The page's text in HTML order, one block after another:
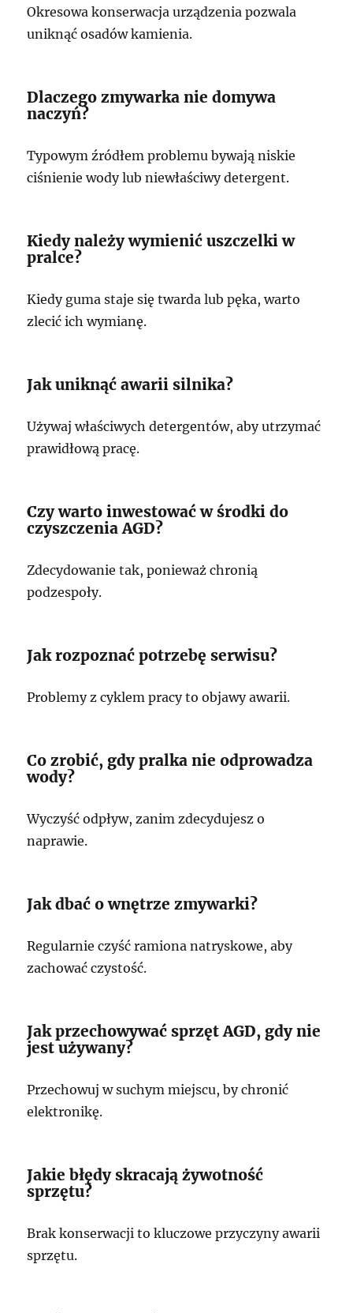
Okresowa konserwacja urządzenia pozwala
uniknąć osadów kamienia.
Dlaczego zmywarka nie domywa
naczyń?
Typowym źródłem problemu bywają niskie
ciśnienie wody lub niewłaściwy detergent.
Kiedy należy wymienić uszczelki w
pralce?
Kiedy guma staje się twarda lub pęka, warto
zlecić ich wymianę.
Jak uniknąć awarii silnika?
Używaj właściwych detergentów, aby utrzymać
prawidłową pracę.
Czy warto inwestować w środki do
czyszczenia AGD?
Zdecydowanie tak, ponieważ chronią
podzespoły.
Jak rozpoznać potrzebę serwisu?
Problemy z cyklem pracy to objawy awarii.
Co zrobić, gdy pralka nie odprowadza
wody?
Wyczyść odpływ, zanim zdecydujesz o
naprawie.
Jak dbać o wnętrze zmywarki?
Regularnie czyść ramiona natryskowe, aby
zachować czystość.
Jak przechowywać sprzęt AGD, gdy nie
jest używany?
Przechowuj w suchym miejscu, by chronić
elektronikę.
Jakie błędy skracają żywotność
sprzętu?
Brak konserwacji to kluczowe przyczyny awarii
sprzętu.